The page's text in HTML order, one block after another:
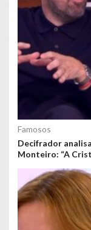
Famosos
Decifrador
Monteiro: “A